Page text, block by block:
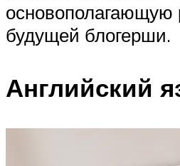
основополагающую
будущей блогерши.
Английский